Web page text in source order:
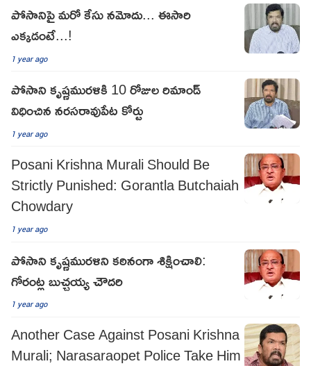
పోసానిపై మరో కేసు నమోదు... ఈసారి
ఎక్కడంటే...!
1 year ago
పోసాని కృష్ణమురళికి 10 రోజుల రిమాండ్
విధించిన నరసరావుపేట కోర్టు
1 year ago
Posani Krishna Murali Should Be
Strictly Punished: Gorantla Butchaiah
Chowdary
1 year ago
పోసాని కృష్ణమురళిని కఠినంగా శిక్షించాలి:
గోరంట్ల బుచ్చయ్య చౌదరి
1 year ago
Another Case Against Posani Krishna
Murali; Narasaraopet Police Take Him